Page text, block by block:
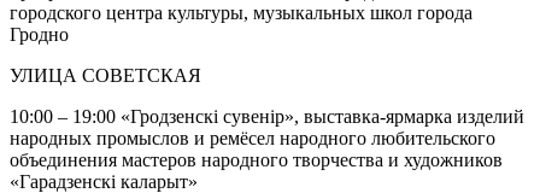
городского центра культуры, музыкальных школ города
Гродно
УЛИЦА СОВЕТСКАЯ
10:00 – 19:00 «Гродзенскі сувенір», выставка-ярмарка изделий
народных промыслов и ремёсел народного любительского
объединения мастеров народного творчества и художников
«Гарадзенскі каларыт»